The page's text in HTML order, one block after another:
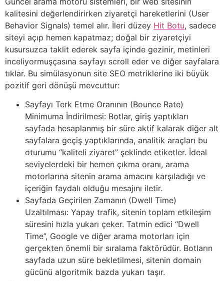
kalitesini değerlendirirken ziyaretçi hareketlerini (User
Behavior Signals) temel alır. İleri düzey Hit Botu, sadece
siteyi açıp hemen kapatmaz; doğal bir ziyaretçiyi
kusursuzca taklit ederek sayfa içinde gezinir, metinleri
inceliyormuşçasına sayfayı scroll eder ve diğer sayfalara
tıklar. Bu simülasyonun site SEO metriklerine iki büyük
pozitif geri dönüşü mevcuttur:
Sayfayı Terk Etme Oranının (Bounce Rate)
Minimuma İndirilmesi: Botlar, giriş yaptıkları
sayfada hesaplanmış bir süre aktif kalarak diğer alt
sayfalara geçiş yaptıklarında, analitik araçları bu
oturumu “kaliteli ziyaret” şeklinde etiketler. İdeal
seviyelerdeki bir hemen çıkma oranı, arama
motorlarına sitenin arama amacını karşıladığı ve
içeriğin faydalı olduğu mesajını iletir.
Sayfada Geçirilen Zamanın (Dwell Time)
Uzaltılması: Yapay trafik, sitenin toplam etkileşim
süresini hızla yukarı çeker. Tatmin edici “Dwell
Time”, Google ve diğer arama motorları için
gerçekten önemli bir sıralama faktörüdür. Botların
sayfada uzun süre bekletilmesi, sitenin domain
gücünü algoritmik bazda yukarı taşır.